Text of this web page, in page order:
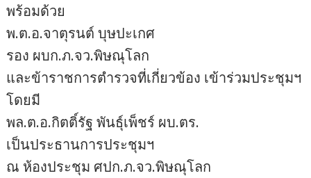
พร้อมด้วย
พ.ต.อ.จาตุรนต์ บุษปะเกศ
รอง ผบก.ภ.จว.พิษณุโลก
และข้าราชการตำรวจที่เกี่ยวข้อง เข้าร่วมประชุมฯ
โดยมี
พล.ต.อ.กิตติ์รัฐ พันธุ์เพ็ชร์ ผบ.ตร.
เป็นประธานการประชุมฯ
ณ ห้องประชุม ศปก.ภ.จว.พิษณุโลก